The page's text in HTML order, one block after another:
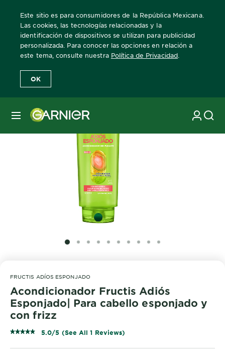
Este sitio es para consumidores de la República Mexicana.
Las cookies, las tecnologías relacionadas y la
identificación de dispositivos se utilizan para publicidad
personalizada. Para conocer las opciones en relación a
este tema, consulte nuestra Política de Privacidad
OK
MENÚ
Home Fructis acondicionador
SLIDE 1
SLIDE 2
SLIDE 3
SLIDE 4
SLIDE 5
SLIDE 6
SLIDE 7
SLIDE 8
SLIDE 9
SLIDE 10
FRUCTIS ADÍOS ESPONJADO
Acondicionador Fructis Adiós
Esponjado| Para cabello esponjado y
con frizz
5.0/5 (See All 1 Reviews)